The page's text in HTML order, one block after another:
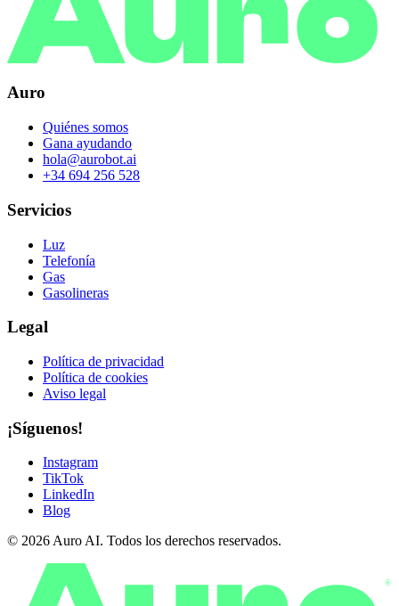
Auro
Quiénes somos
Gana ayudando
hola@aurobot.ai
+34 694 256 528
Servicios
Luz
Telefonía
Gas
Gasolineras
Legal
Política de privacidad
Política de cookies
Aviso legal
¡Síguenos!
Instagram
TikTok
LinkedIn
Blog
© 2026 Auro AI. Todos los derechos reservados.
®